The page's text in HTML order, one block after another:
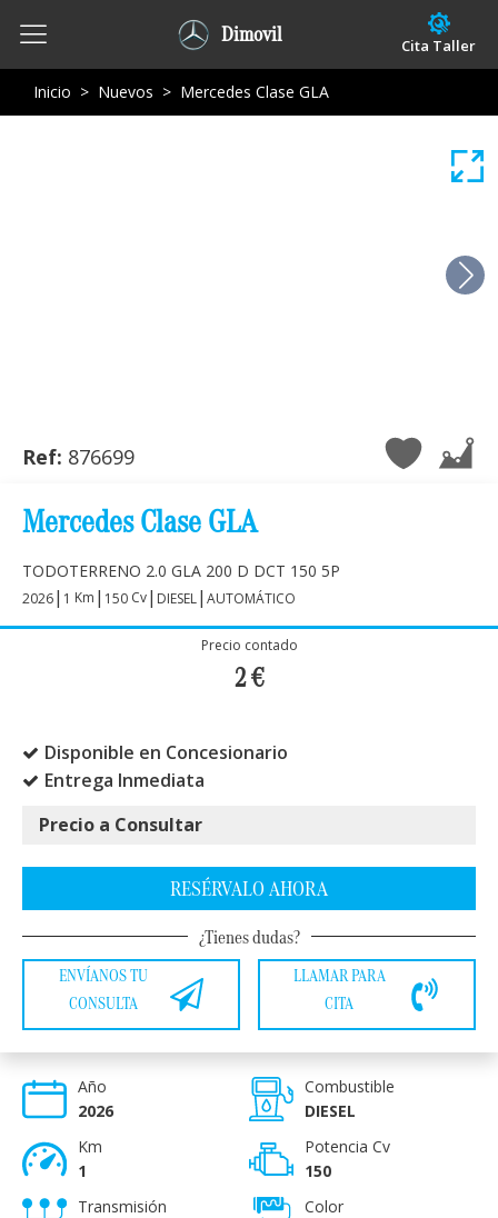
Dimovil Cita Taller
Inicio > Nuevos > Mercedes Clase GLA
Ref: 876699
Mercedes Clase GLA
TODOTERRENO 2.0 GLA 200 D DCT 150 5P
2026| 1 Km | 150 Cv| DIESEL| AUTOMÁTICO
Precio contado
2€
Disponible en Concesionario
Entrega Inmediata
Precio a Consultar
RESÉRVALO AHORA
¿Tienes dudas?
ENVÍANOS TU
CONSULTA
LLAMAR PARA
CITA
Año
2026
Km
1
Combustible
DIESEL
Potencia Cv
150
Transmisión
Color